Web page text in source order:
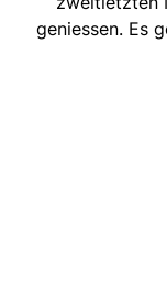
geniessen. Es